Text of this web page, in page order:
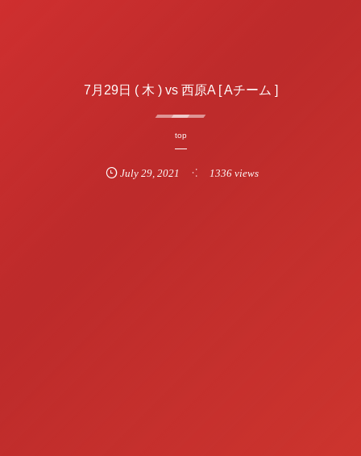
7月29日 ( 木 ) vs 西原A [ Aチーム ]
top
July 29, 2021 1336 views